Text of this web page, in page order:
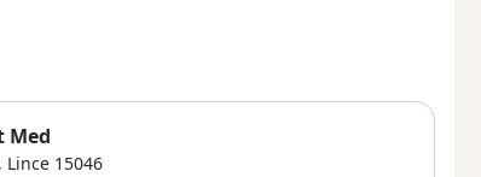
Med
Lince 15046